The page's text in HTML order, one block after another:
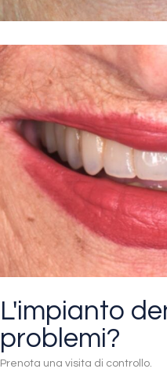
L'impianto
problemi?
Prenota una visita di controllo.